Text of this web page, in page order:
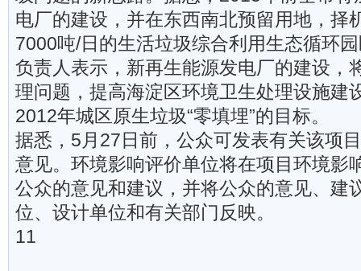
电厂的建设，并在东西南北预留用地，择
7000吨/日的生活垃圾综合利用生态循环
负责人表示，新再生能源发电厂的建设，
理问题，提高海淀区环境卫生处理设施建
2012年城区原生垃圾“零填埋”的目标。
据悉，5月27日前，公众可发表有关该项
意见。环境影响评价单位将在项目环境影
公众的意见和建议，并将公众的意见、建
位、设计单位和有关部门反映。
11